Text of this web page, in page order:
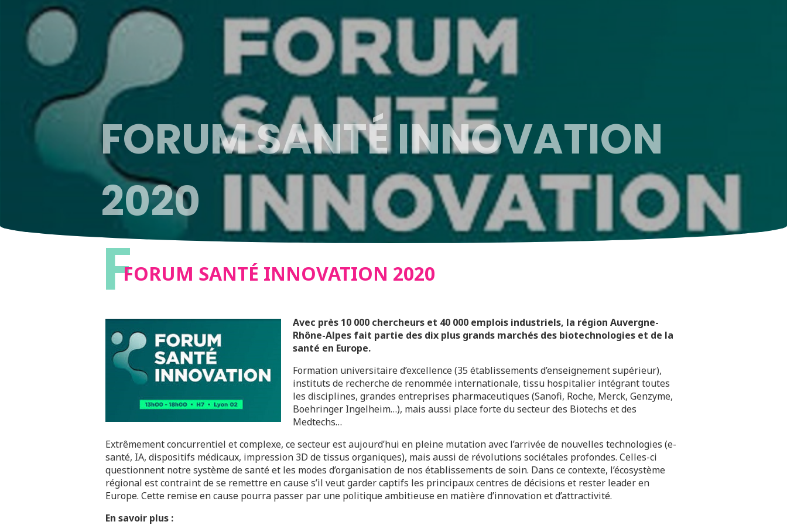
FORUM SANTÉ INNOVATION
2020
FFORUM SANTÉ INNOVATION 2020
Avec près 10 000 chercheurs et 40 000 emplois industriels, la région Auvergne-
Rhône-Alpes fait partie des dix plus grands marchés des biotechnologies et de la
santé en Europe.
Formation universitaire d’excellence (35 établissements d’enseignement supérieur),
instituts de recherche de renommée internationale, tissu hospitalier intégrant toutes
les disciplines, grandes entreprises pharmaceutiques (Sanofi, Roche, Merck, Genzyme,
Boehringer Ingelheim…), mais aussi place forte du secteur des Biotechs et des
Medtechs…
Extrêmement concurrentiel et complexe, ce secteur est aujourd’hui en pleine mutation avec l’arrivée de nouvelles technologies (e-
santé, IA, dispositifs médicaux, impression 3D de tissus organiques), mais aussi de révolutions sociétales profondes. Celles-ci
questionnent notre système de santé et les modes d’organisation de nos établissements de soin. Dans ce contexte, l’écosystème
régional est contraint de se remettre en cause s’il veut garder captifs les principaux centres de décisions et rester leader en
Europe. Cette remise en cause pourra passer par une politique ambitieuse en matière d’innovation et d’attractivité.
En savoir plus :